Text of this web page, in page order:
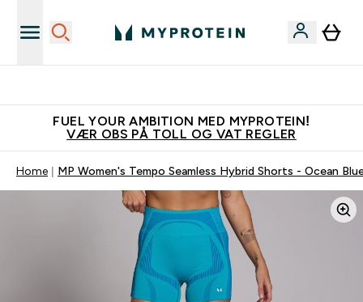
FUEL YOUR AMBITION MED MYPROTEIN!
VÆR OBS PÅ TOLL OG VAT REGLER
Home MP Women's Tempo Seamless Hybrid Shorts - Ocean